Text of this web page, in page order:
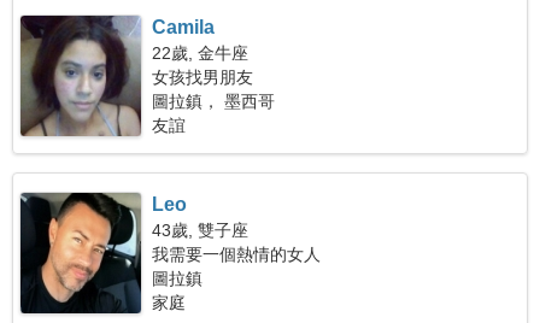
Camila
22歲, 金牛座
女孩找男朋友
圖拉鎮， 墨西哥
友誼
Leo
43歲, 雙子座
我需要一個熱情的女人
圖拉鎮
家庭